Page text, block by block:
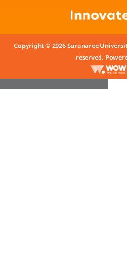
Copyright © 2026 Suranaree
reserved.